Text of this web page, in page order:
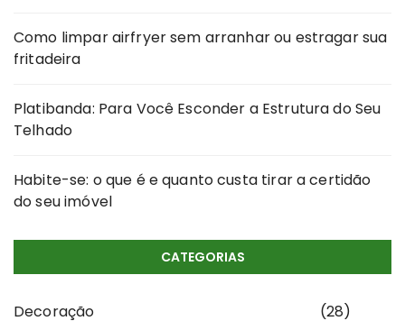
Como limpar airfryer sem arranhar ou estragar sua
fritadeira
Platibanda: Para Você Esconder a Estrutura do Seu
Telhado
Habite-se: o que é e quanto custa tirar a certidão
do seu imóvel
CATEGORIAS
Decoração (28)